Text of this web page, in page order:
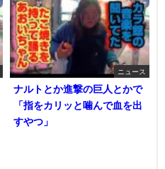
ニュース
ナルトとか進撃の巨人とかで
「指をカリッと噛んで血を出
すやつ」